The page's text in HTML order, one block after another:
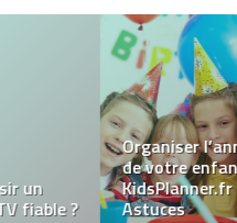
Déménagement à
Montréal : Choisir la
Compagnie de
Déménagement
Parfaite